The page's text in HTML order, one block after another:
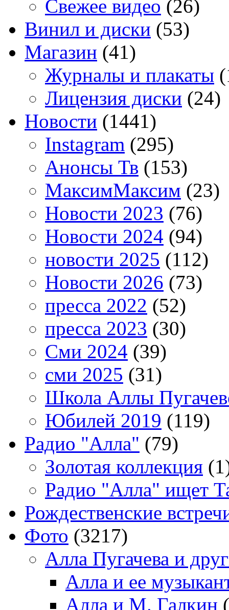
Свежее видео (26)
Винил и диски (53)
Магазин (41)
Журналы и плакаты
Лицензия диски (24)
Новости (1441)
Instagram (295)
Анонсы Тв (153)
МаксимМаксим (23)
Новости 2023 (76)
Новости 2024 (94)
новости 2025 (112)
Новости 2026 (73)
пресса 2022 (52)
пресса 2023 (30)
Сми 2024 (39)
сми 2025 (31)
Школа Аллы
Юбилей 2019 (119)
Радио "Алла" (79)
Золотая коллекция
Радио "Алла" ищет
Рождественские
Фото (3217)
Алла Пугачева и
Алла и ее
Алла и М. Галкин